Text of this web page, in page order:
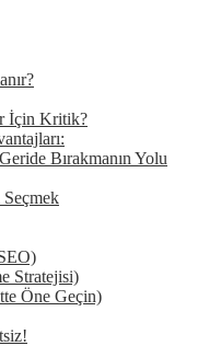
İçin Kritik?
Bırakmanın Yolu
Stratejisi)
Öne Geçin)